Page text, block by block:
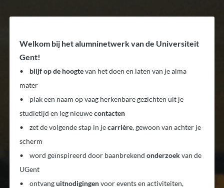
Welkom bij het alumninetwerk van de Universiteit
Gent!
• blijf op de hoogtevan het doen en laten van je alma
mater
• plak een naam op vaag herkenbare gezichten uit je
studietijd en leg nieuwecontacten
• zet de volgende stap in jecarrière, gewoon van achter je
scherm
• word geïnspireerd door baanbrekend onderzoekvan de
UGent
• ontvanguitnodigingenvoor events en activiteiten,